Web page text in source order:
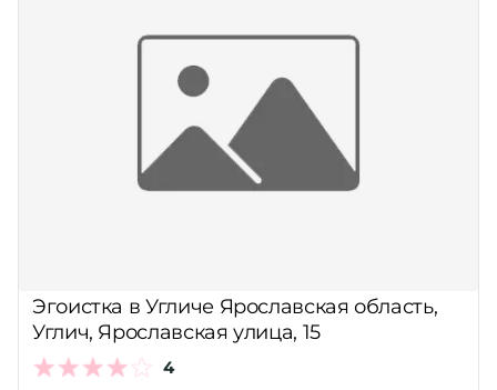
Эгоистка в Угличе Ярославская область,
Углич, Ярославская улица, 15
4